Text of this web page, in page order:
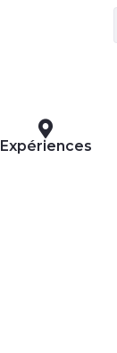
Expériences